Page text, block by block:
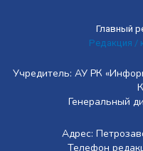
Главный
Редакция /
Учредитель: АУ РК
Генеральный
Адрес:
Телефон